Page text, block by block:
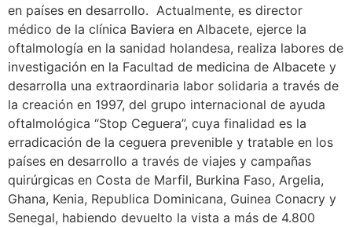
en países en desarrollo. Actualmente, es director
médico de la clínica Baviera en Albacete, ejerce la
oftalmología en la sanidad holandesa, realiza labores de
investigación en la Facultad de medicina de Albacete y
desarrolla una extraordinaria labor solidaria a través de
la creación en 1997, del grupo internacional de ayuda
oftalmológica “Stop Ceguera”, cuya finalidad es la
erradicación de la ceguera prevenible y tratable en los
países en desarrollo a través de viajes y campañas
quirúrgicas en Costa de Marfil, Burkina Faso, Argelia,
Ghana, Kenia, Republica Dominicana, Guinea Conacry y
Senegal, habiendo devuelto la vista a más de 4.800